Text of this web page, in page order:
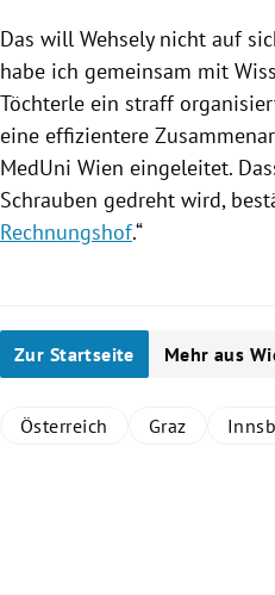
Das will Wehselynicht auf
habe ich gemeinsam mit
Töchterle ein straff
eine effizientere
MedUni Wien eingeleitet.
Schrauben gedreht wird,
Rechnungshof.“
Zur Startseite Mehr aus
Österreich Graz